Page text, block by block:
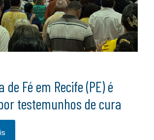
de Fé em Recife (PE) é
testemunhos de cura